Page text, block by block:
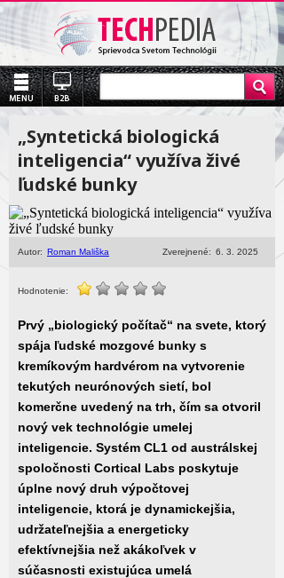
„Syntetická biologická
inteligencia“ využíva živé
ľudské bunky
Autor: Roman Mališka Zverejnené: 6. 3. 2025
Hodnotenie:
Prvý „biologický počítač“ na svete, ktorý
spája ľudské mozgové bunky s
kremíkovým hardvérom na vytvorenie
tekutých neurónových sietí, bol
komerčne uvedený na trh, čím sa otvoril
nový vek technológie umelej
inteligencie. Systém CL1 od austrálskej
spoločnosti Cortical Labs poskytuje
úplne nový druh výpočtovej
inteligencie, ktorá je dynamickejšia,
udržateľnejšia a energeticky
efektívnejšia než akákoľvek v
súčasnosti existujúca umelá